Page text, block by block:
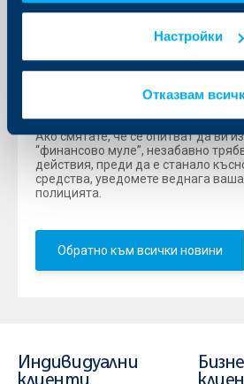
Настройки
Отказвам
посветена на повишаването на
В брошурите,
трябва да направим, ако
Ако смятате, че се опитват да ви
“финансово муле”, незабавно
действия, преди да е станало
средства, уведомете веднага
полицията.
Обратно към всички новини
Индивидуални